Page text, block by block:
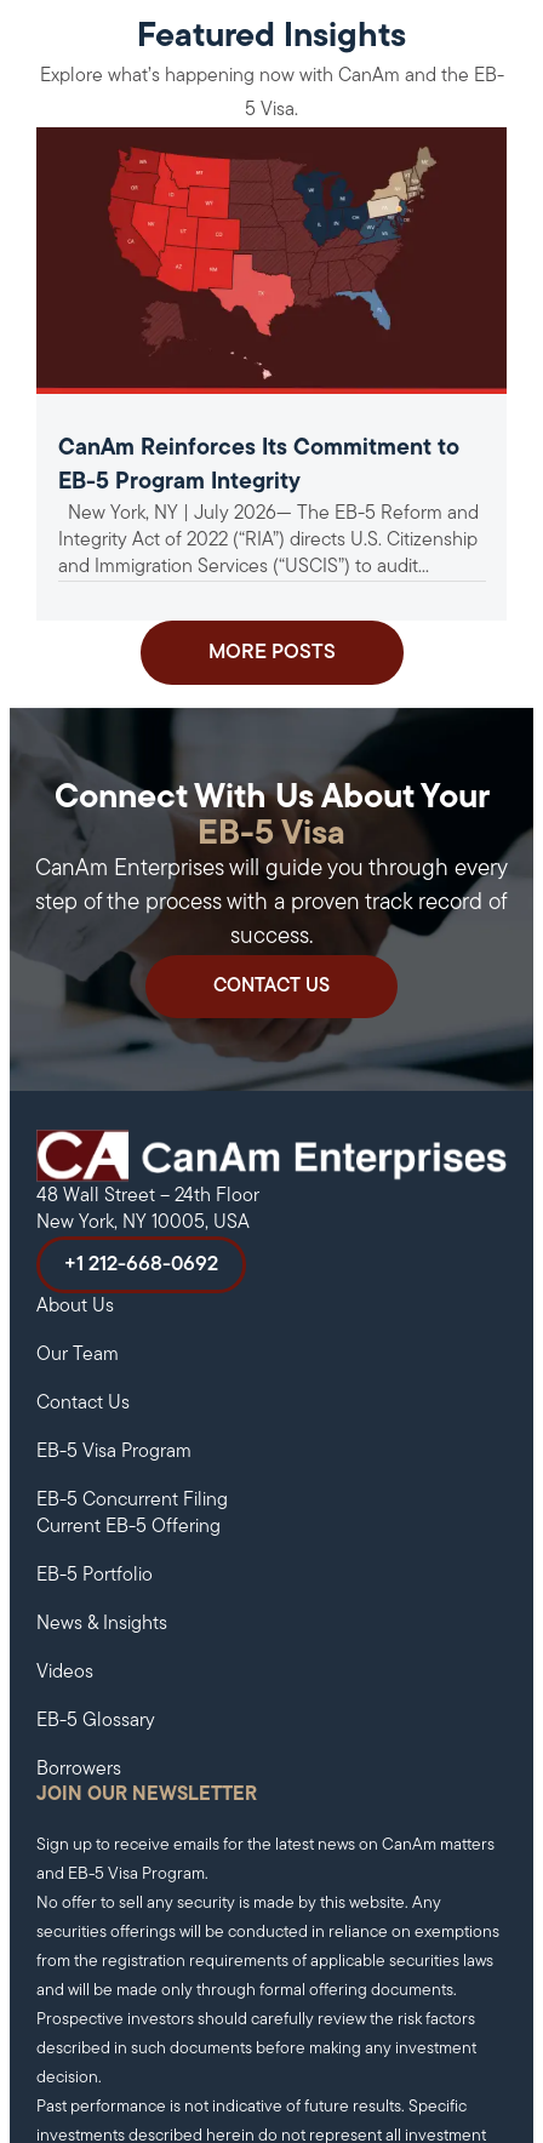
Featured Insights
Explore what’s happening now with CanAm and the EB-
5 Visa.
CanAm Reinforces Its Commitment to
EB-5 Program Integrity
New York, NY | July 2026— The EB-5 Reform and
Integrity Act of 2022 (“RIA”) directs U.S. Citizenship
and Immigration Services (“USCIS”) to audit...
MORE POSTS
Connect With Us About Your
EB-5 Visa
CanAm Enterprises will guide you through every
step of the process with a proven track record of
success.
CONTACT US
48 Wall Street – 24th Floor
New York, NY 10005, USA
+1 212-668-0692
About Us
Our Team
Contact Us
EB-5 Visa Program
EB-5 Concurrent Filing
Current EB-5 Offering
EB-5 Portfolio
News & Insights
Videos
EB-5 Glossary
Borrowers
JOIN OUR NEWSLETTER
Sign up to receive emails for the latest news on CanAm matters
and EB-5 Visa Program.
No offer to sell any security is made by this website. Any
securities offerings will be conducted in reliance on exemptions
from the registration requirements of applicable securities laws
and will be made only through formal offering documents.
Prospective investors should carefully review the risk factors
described in such documents before making any investment
decision.
Past performance is not indicative of future results. Specific
investments described herein do not represent all investment